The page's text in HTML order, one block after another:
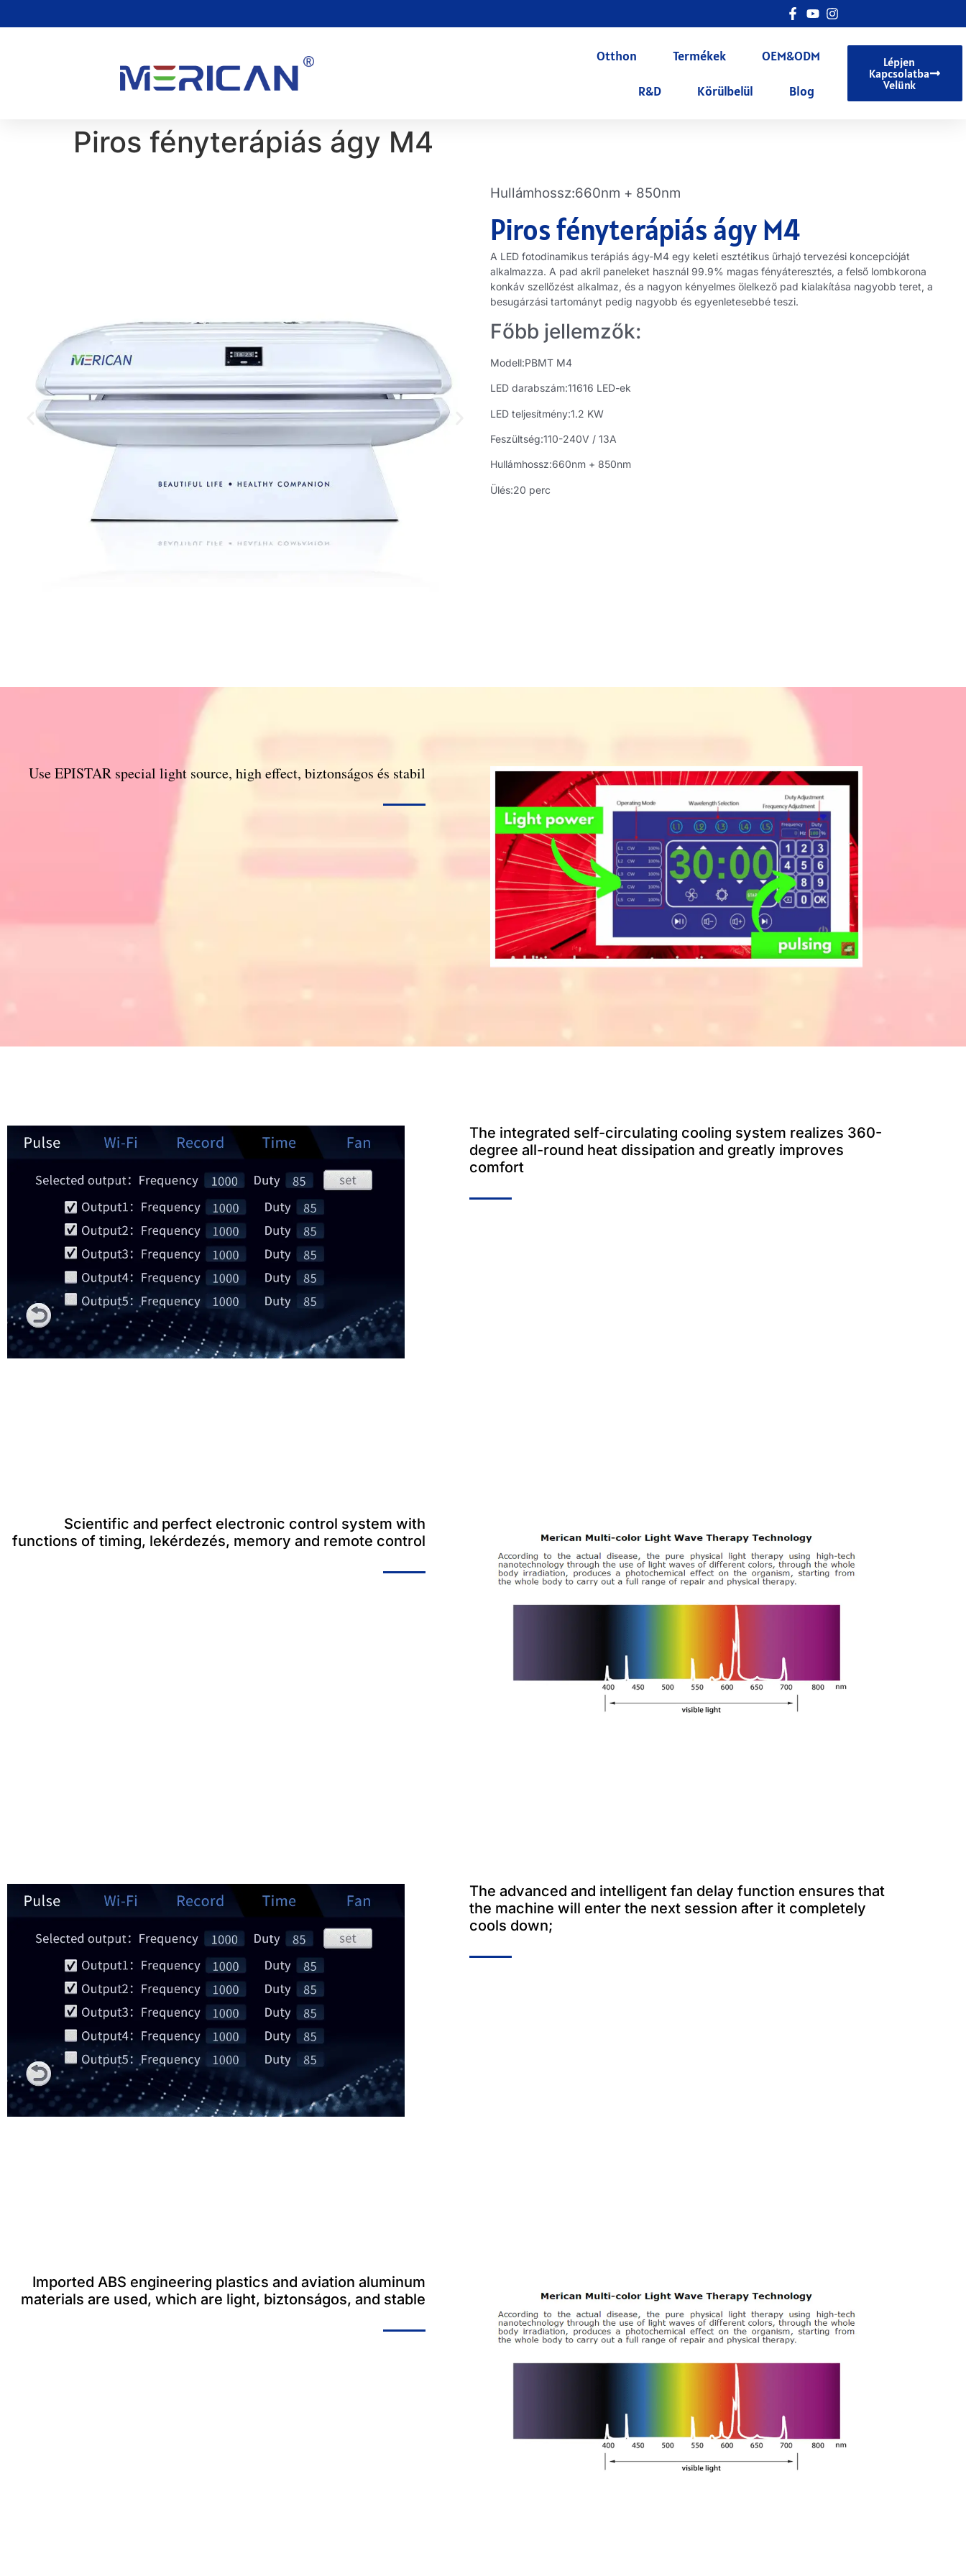
Otthon Termékek OEM&ODM
R&D Körülbelül Blog
Lépjen
Kapcsolatba
Velünk
Piros fényterápiás ágy M4
Hullámhossz:660nm + 850nm
Piros fényterápiás ágy M4
A LED fotodinamikus terápiás ágy-M4 egy keleti esztétikus űrhajó tervezési koncepcióját
alkalmazza. A pad akril paneleket használ 99.9% magas fényáteresztés, a felső lombkorona
konkáv szellőzést alkalmaz, és a nagyon kényelmes ölelkező pad kialakítása nagyobb teret, a
besugárzási tartományt pedig nagyobb és egyenletesebbé teszi.
Főbb jellemzők:
Modell:PBMT M4
LED darabszám:11616 LED-ek
LED teljesítmény:1.2 KW
Feszültség:110-240V / 13A
Hullámhossz:660nm + 850nm
Ülés:20 perc
Use EPISTAR special light source, high effect, biztonságos és stabil
The integrated self-circulating cooling system realizes 360-
degree all-round heat dissipation and greatly improves
comfort
Scientific and perfect electronic control system with
functions of timing, lekérdezés, memory and remote control
The advanced and intelligent fan delay function ensures that
the machine will enter the next session after it completely
cools down;
Imported ABS engineering plastics and aviation aluminum
materials are used, which are light, biztonságos, and stable